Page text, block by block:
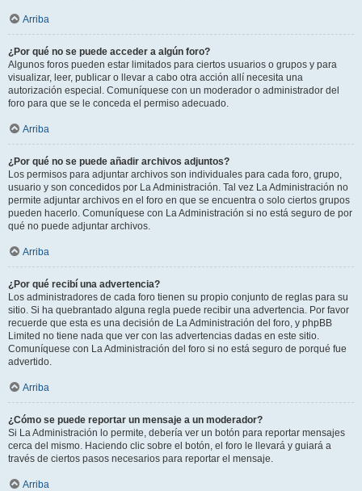
Arriba
¿Por qué no se puede acceder a algún foro?
Algunos foros pueden estar limitados para ciertos usuarios o grupos y para
visualizar, leer, publicar o llevar a cabo otra acción allí necesita una
autorización especial. Comuníquese con un moderador o administrador del
foro para que se le conceda el permiso adecuado.
Arriba
¿Por qué no se puede añadir archivos adjuntos?
Los permisos para adjuntar archivos son individuales para cada foro, grupo,
usuario y son concedidos por La Administración. Tal vez La Administración no
permite adjuntar archivos en el foro en que se encuentra o solo ciertos grupos
pueden hacerlo. Comuníquese con La Administración si no está seguro de por
qué no puede adjuntar archivos.
Arriba
¿Por qué recibí una advertencia?
Los administradores de cada foro tienen su propio conjunto de reglas para su
sitio. Si ha quebrantado alguna regla puede recibir una advertencia. Por favor
recuerde que esta es una decisión de La Administración del foro, y phpBB
Limited no tiene nada que ver con las advertencias dadas en este sitio.
Comuníquese con La Administración del foro si no está seguro de porqué fue
advertido.
Arriba
¿Cómo se puede reportar un mensaje a un moderador?
Si La Administración lo permite, debería ver un botón para reportar mensajes
cerca del mismo. Haciendo clic sobre el botón, el foro le llevará y guiará a
través de ciertos pasos necesarios para reportar el mensaje.
Arriba